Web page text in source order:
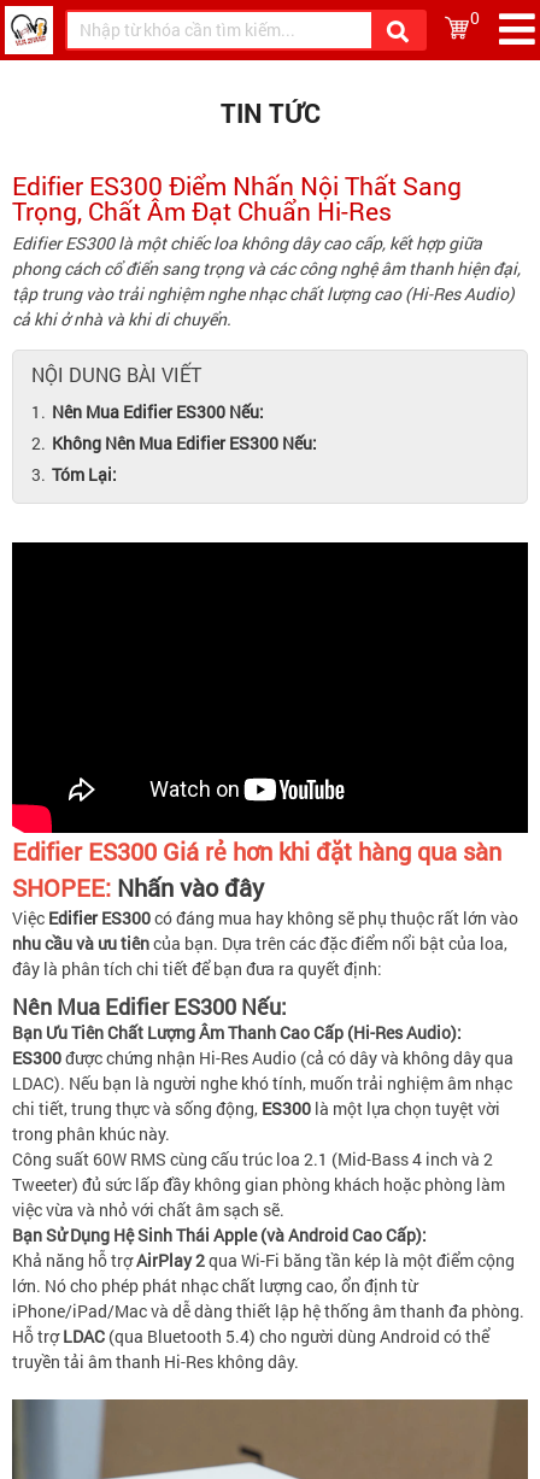
0
TIN TỨC
Edifier ES300 Điểm Nhấn Nội Thất Sang
Trọng, Chất Âm Đạt Chuẩn Hi-Res
Edifier ES300 là một chiếc loa không dây cao cấp, kết hợp giữa
phong cách cổ điển sang trọng và các công nghệ âm thanh hiện đại,
tập trung vào trải nghiệm nghe nhạc chất lượng cao (Hi-Res Audio)
cả khi ở nhà và khi di chuyển.
NỘI DUNG BÀI VIẾT
Nên Mua Edifier ES300 Nếu:
Không Nên Mua Edifier ES300 Nếu:
Tóm Lại:
Edifier ES300 Giá rẻ hơn khi đặt hàng qua sàn
SHOPEE: Nhấn vào đây
Việc Edifier ES300có đáng mua hay không sẽ phụ thuộc rất lớn vào
nhu cầu và ưu tiêncủa bạn. Dựa trên các đặc điểm nổi bật của loa,
đây là phân tích chi tiết để bạn đưa ra quyết định:
Nên Mua Edifier ES300 Nếu:
Bạn Ưu Tiên Chất Lượng Âm Thanh Cao Cấp (Hi-Res Audio):
ES300được chứng nhận Hi-Res Audio (cả có dây và không dây qua
LDAC). Nếu bạn là người nghe khó tính, muốn trải nghiệm âm nhạc
chi tiết, trung thực và sống động, ES300 là một lựa chọn tuyệt vời
trong phân khúc này.
Công suất 60W RMS cùng cấu trúc loa 2.1 (Mid-Bass 4 inch và 2
Tweeter) đủ sức lấp đầy không gian phòng khách hoặc phòng làm
việc vừa và nhỏ với chất âm sạch sẽ.
Bạn Sử Dụng Hệ Sinh Thái Apple (và Android Cao Cấp):
Khả năng hỗ trợAirPlay 2qua Wi-Fi băng tần kép là một điểm cộng
lớn. Nó cho phép phát nhạc chất lượng cao, ổn định từ
iPhone/iPad/Mac và dễ dàng thiết lập hệ thống âm thanh đa phòng.
Hỗ trợLDAC (qua Bluetooth 5.4) cho người dùng Android có thể
truyền tải âm thanh Hi-Res không dây.